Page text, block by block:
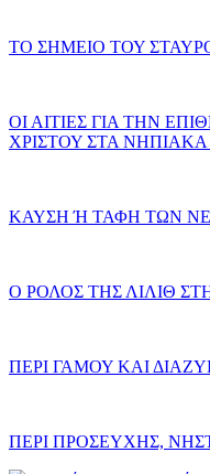
ΤΟ ΣΗΜΕΙΟ ΤΟΥ
ΟΙ ΑΙΤΙΕΣ ΓΙΑ ΤΗΝ
ΧΡΙΣΤΟΥ ΣΤΑ
ΚΑΥΣΗ Ή ΤΑΦΗ ΤΩΝ
Ο ΡΟΛΟΣ ΤΗΣ ΛΙΛΙΘ
ΠΕΡΙ ΓΑΜΟΥ ΚΑΙ
ΠΕΡΙ ΠΡΟΣΕΥΧΗΣ,